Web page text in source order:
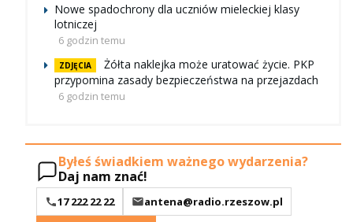
Nowe spadochrony dla uczniów mieleckiej klasy
lotniczej
6 godzin temu
ZDJĘCIA
Żółta naklejka może uratować życie. PKP
przypomina zasady bezpieczeństwa na przejazdach
6 godzin temu
Byłeś świadkiem ważnego wydarzenia?
Daj nam znać!
17 222 22 22
antena@radio.rzeszow.pl